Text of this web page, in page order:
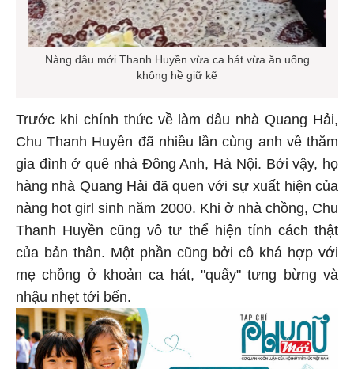
Nàng dâu mới Thanh Huyền vừa ca hát vừa ăn uống
không hề giữ kẽ
Trước khi chính thức về làm dâu nhà Quang Hải,
Chu Thanh Huyền đã nhiều lần cùng anh về thăm
gia đình ở quê nhà Đông Anh, Hà Nội. Bởi vậy, họ
hàng nhà Quang Hải đã quen với sự xuất hiện của
nàng hot girl sinh năm 2000. Khi ở nhà chồng, Chu
Thanh Huyền cũng vô tư thể hiện tính cách thật
của bản thân. Một phần cũng bởi cô khá hợp với
mẹ chồng ở khoản ca hát, "quẩy" tưng bừng và
nhậu nhẹt tới bến.